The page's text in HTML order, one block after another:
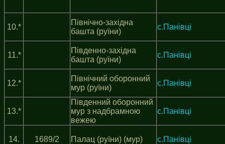
10.*
Північно-західна
башта (руїни)
с.Панівці
11.*
Південно-західна
башта (руїни)
с.Панівці
12.*
Північний оборонний
мур (руїни)
с.Панівці
13.*
Південний оборонний
мур з надбрамною
вежею
с.Панівці
14. 1689/2 Палац (руїни) (мур) с.Панівці